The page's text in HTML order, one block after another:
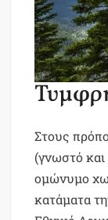
Στους
(γνωστό και
ομώνυμο
κατάματα